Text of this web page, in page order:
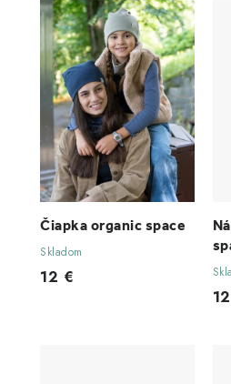
Čiapka organic space
Skladom
12 €